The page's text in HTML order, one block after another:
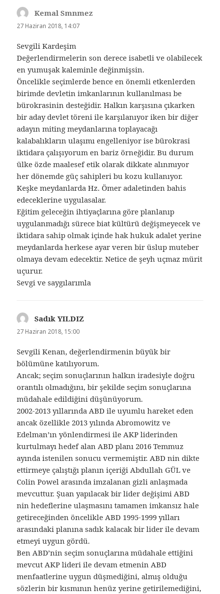
Kemal Smnmez
27 Haziran 2018, 14:07
Sevgili Kardeşim
Değerlendirmelerin son derece isabetli ve olabilecek
en yumuşak kaleminle değinmişsin.
Öncelikle seçimlerde bence en önemli etkenlerden
birimde devletin imkanlarının kullanılması be
bürokrasinin desteğidir. Halkın karşısına çıkarken
bir aday devlet töreni ile karşılanıyor iken bir diğer
adayın miting meydanlarına toplayacağı
kalabalıkların ulaşımı engelleniyor ise bürokrasi
iktidara çalışıyorum en bariz örneğidir. Bu durum
ülke özde maalesef etik olarak dikkate alınmıyor
her dönemde güç sahipleri bu kozu kullanıyor.
Keşke meydanlarda Hz. Ömer adaletinden bahis
edeceklerine uygulasalar.
Eğitim geleceğin ihtiyaçlarına göre planlanıp
uygulanmadığı sürece biat kültürü değişmeyecek ve
iktidara sahip olmak içinde hak hukuk adalet yerine
meydanlarda herkese ayar veren bir üslup muteber
olmaya devam edecektir. Netice de şeyh uçmaz mürit
uçurur.
Sevgi ve saygılarımla
Sadık YILDIZ
27 Haziran 2018, 15:00
Sevgili Kenan, değerlendirmenin büyük bir
bölümüne katılıyorum.
Ancak; seçim sonuçlarının halkın iradesiyle doğru
orantılı olmadığını, bir şekilde seçim sonuçlarına
müdahale edildiğini düşünüyorum.
2002-2013 yıllarında ABD ile uyumlu hareket eden
ancak özellikle 2013 yılında Abromowitz ve
Edelman’ın yönlendirmesi ile AKP liderinden
kurtulmayı hedef alan ABD planı 2016 Temmuz
ayında istenilen sonucu vermemiştir. ABD nin dikte
ettirmeye çalıştığı planın içeriği Abdullah GÜL ve
Colin Powel arasında imzalanan gizli anlaşmada
mevcuttur. Şuan yapılacak bir lider değişimi ABD
nin hedeflerine ulaşmasını tamamen imkansız hale
getireceğinden öncelikle ABD 1995-1999 yılları
arasındaki planına sadık kalacak bir lider ile devam
etmeyi uygun gördü.
Ben ABD’nin seçim sonuçlarına müdahale ettiğini
mevcut AKP lideri ile devam etmenin ABD
menfaatlerine uygun düşmediğini, almış olduğu
sözlerin bir kısmının henüz yerine getirilemediğini,